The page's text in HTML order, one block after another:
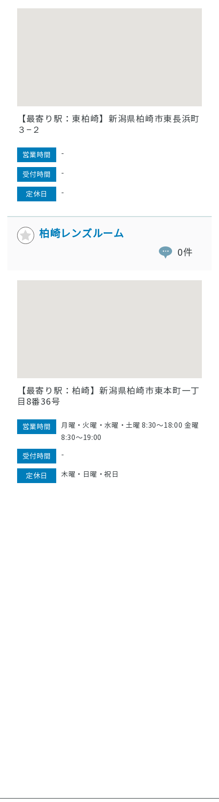
【最寄り駅：東柏崎】新潟県柏崎市東長浜町
３−２
営業時間 -
受付時間 -
定休日 -
柏崎レンズルーム
0件
【最寄り駅：柏崎】新潟県柏崎市東本町一丁
目8番36号
営業時間
月曜・火曜・水曜・土曜 8:30〜18:00 金曜
8:30〜19:00
受付時間 -
定休日 木曜・日曜・祝日